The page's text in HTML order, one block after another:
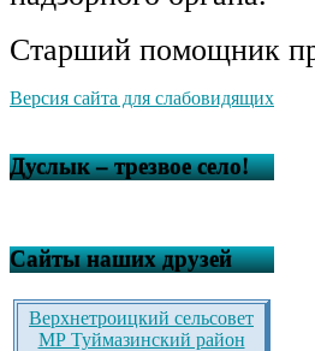
Старший помощник
Версия сайта для слабовидящих
Дуслык – трезвое село!
Сайты наших друзей
Верхнетроицкий сельсовет
МР Туймазинский район